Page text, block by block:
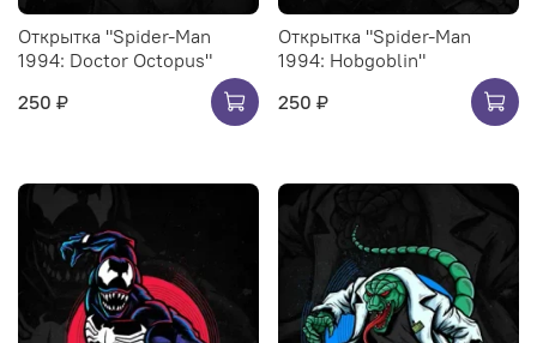
Открытка "Spider-Man
1994: Doctor Octopus"
250 ₽
Открытка "Spider-Man
1994: Hobgoblin"
250 ₽